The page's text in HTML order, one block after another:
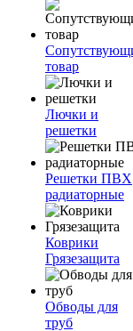
товар
Лючки и
решетки
Решетки ПВХ
радиаторные
Коврики
Грязезащита
Обводы для
труб